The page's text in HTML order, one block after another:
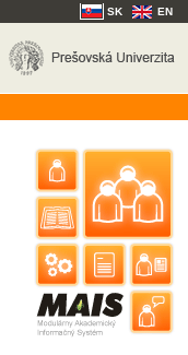
SK EN